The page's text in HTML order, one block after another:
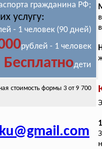
гражданина РФ;
услугу:
- 1 человек (90 дней)
рублей - 1 человек
Бесплатнодети
стоимостьформы 3 от 9 700